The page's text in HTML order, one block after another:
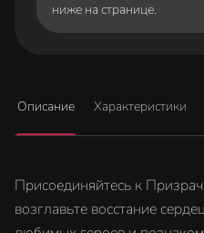
ниже на странице.
Описание Характеристики
Присоединяйтесь к
возглавьте восстание